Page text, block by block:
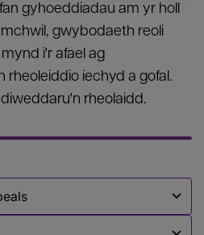
gyhoeddiadau am yr holl
gwybodaeth reoli
i'r afael ag
rheoleiddio iechyd a gofal.
rheolaidd.